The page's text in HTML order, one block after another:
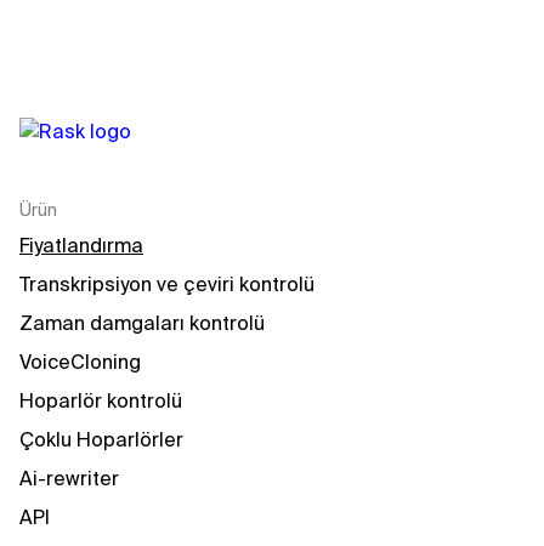
Ürün
Fiyatlandırma
Transkripsiyon ve çeviri kontrolü
Zaman damgaları kontrolü
VoiceCloning
Hoparlör kontrolü
Çoklu Hoparlörler
Ai-rewriter
API